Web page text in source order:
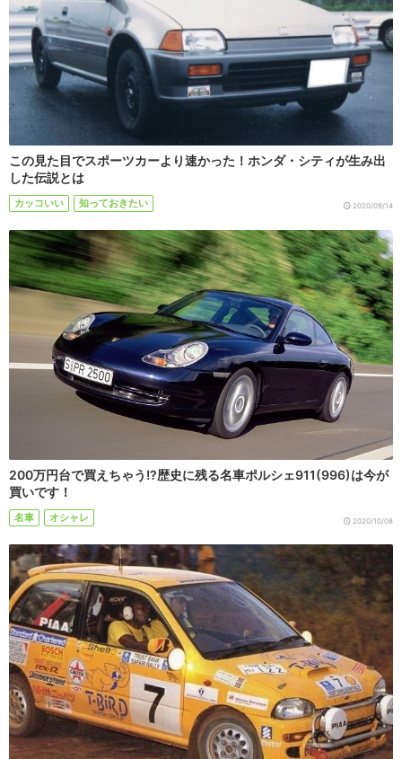
この見た目でスポーツカーより速かった！ホンダ・シティが生み出
した伝説とは
カッコいい 知っておきたい 2020/09/14
200万円台で買えちゃう!?歴史に残る名車ポルシェ911(996)は今が
買いです！
名車 オシャレ 2020/10/08